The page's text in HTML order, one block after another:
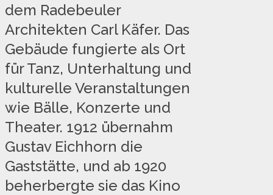
dem Radebeuler
Architekten Carl Käfer. Das
Gebäude fungierte als Ort
für Tanz, Unterhaltung und
kulturelle Veranstaltungen
wie Bälle, Konzerte und
Theater. 1912 übernahm
Gustav Eichhorn die
Gaststätte, und ab 1920
beherbergte sie das Kino